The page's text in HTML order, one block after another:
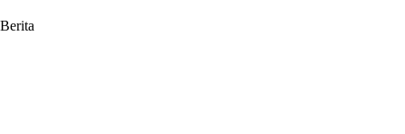
Berita